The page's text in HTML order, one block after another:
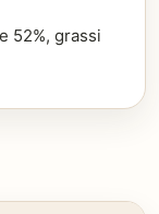
52%, grassi